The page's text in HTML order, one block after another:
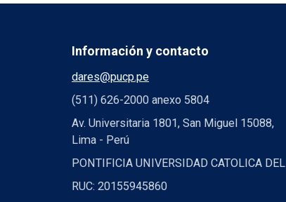
Información y contacto
dares@pucp.pe
(511) 626-2000 anexo 5804
Av. Universitaria 1801, San Miguel 15088,
Lima - Perú
PONTIFICIA UNIVERSIDAD CATOLICA
RUC: 20155945860